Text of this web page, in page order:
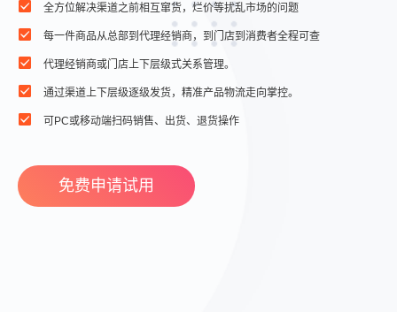
全方位解决渠道之前相互窜货，烂价等扰乱市场的问题
每一件商品从总部到代理经销商，到门店到消费者全程可查
代理经销商或门店上下层级式关系管理。
通过渠道上下层级逐级发货，精准产品物流走向掌控。
可PC或移动端扫码销售、出货、退货操作
免费申请试用